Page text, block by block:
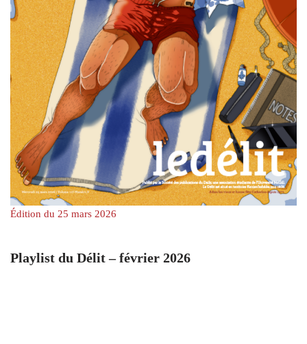
Édition du 25 mars 2026
Playlist du Délit – février 2026